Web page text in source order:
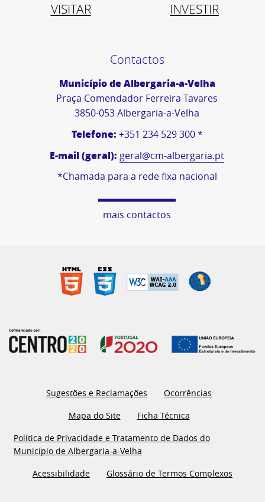
VISITAR
INVESTIR
Contactos
Município de Albergaria-a-Velha
Praça Comendador Ferreira Tavares
3850-053 Albergaria-a-Velha
Telefone: +351 234 529 300 *
E-mail (geral): geral@cm-albergaria.pt
*Chamada para a rede fixa nacional
mais contactos
Sugestões e Reclamações
Ocorrências
Mapa do Site
Ficha Técnica
Política de Privacidade e Tratamento de Dados do
Município de Albergaria-a-Velha
Acessibilidade
Glossário de Termos Complexos